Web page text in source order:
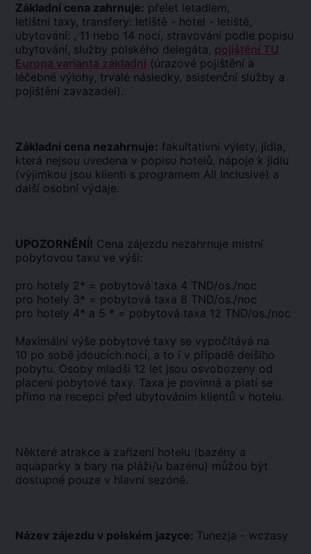
Základní cena zahrnuje: přelet letadlem,
letištní taxy, transfery: letiště - hotel - letiště,
ubytování: , 11 nebo 14 nocí, stravování podle popisu
ubytování, služby polského delegáta, pojištění TU
Europa varianta základní (úrazové pojištění a
léčebné výlohy, trvalé následky, asistenční služby a
pojištění zavazadel).
Základní cena nezahrnuje: fakultativní výlety, jídla,
která nejsou uvedena v popisu hotelů, nápoje k jídlu
(výjimkou jsou klienti s programem All Inclusive) a
další osobní výdaje.
UPOZORNĚNÍ! Cena zájezdu nezahrnuje místní
pobytovou taxu ve výši:
pro hotely 2* = pobytová taxa 4 TND/os./noc
pro hotely 3* = pobytová taxa 8 TND/os./noc
pro hotely 4* a 5 * = pobytová taxa 12 TND/os./noc
Maximální výše pobytové taxy se vypočítává na
10 po sobě jdoucích nocí, a to i v případě delšího
pobytu. Osoby mladší 12 let jsou osvobozeny od
placení pobytové taxy. Taxa je povinná a platí se
přímo na recepci před ubytováním klientů v hotelu.
Některé atrakce a zařízení hotelu (bazény a
aquaparky a bary na pláži/u bazénu) můžou být
dostupné pouze v hlavní sezóně.
Název zájezdu v polském jazyce: Tunezja - wczasy